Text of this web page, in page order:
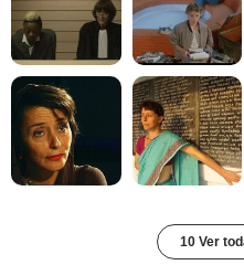
10 Ver